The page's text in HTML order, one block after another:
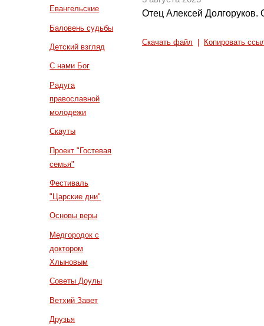
Евангельские
Баловень судьбы
Детский взгляд
С нами Бог
Радуга
православной
молодежи
Скауты
Проект "Гостевая
семья"
Фестиваль
"Царские дни"
Основы веры
Медгородок с
доктором
Хлыновым
Советы Доулы
Ветхий Завет
Друзья
Отец Алексей Долгоруков.
Скачать файл Копировать